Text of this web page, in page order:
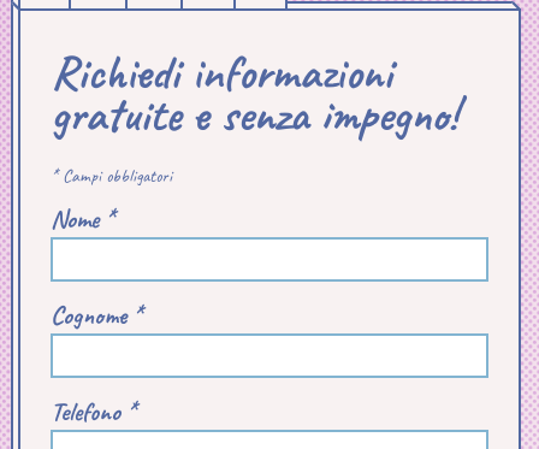
Richiedi informazioni
gratuite e senza impegno!
* Campi obbligatori
Nome *
Cognome *
Telefono *